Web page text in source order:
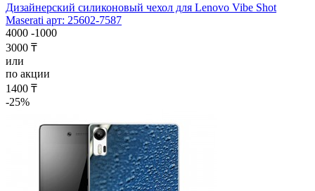
Дизайнерский силиконовый чехол для Lenovo Vibe Shot
Maserati арт: 25602-7587
4000 -1000
3000 ₸
или
по акции
1400 ₸
-25%